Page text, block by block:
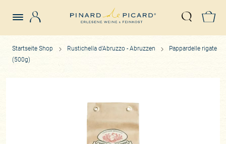
Suche
Startseite Shop Rustichella d’Abruzzo - Abruzzen
Pappardelle rigate
(500g)